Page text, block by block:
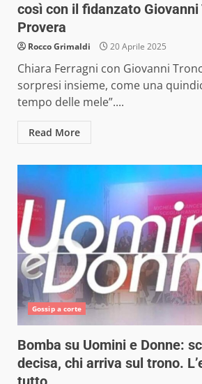
così con il fidanzato
Provera
Rocco Grimaldi 20 Aprile 2025
Chiara Ferragni con Giovanni
sorpresi insieme, come una
tempo delle mele”....
Read More
Gossip a corte
Bomba su Uomini e Donne:
decisa, chi arriva sul trono.